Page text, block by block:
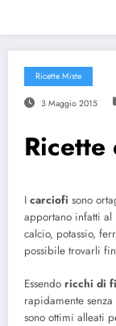
Ricette Miste
3 Maggio 2015
I carciofi sono
apportano infatti al
calcio, potassio,
possibile trovarli
Essendo ricchi di
rapidamente
sono ottimi alleati